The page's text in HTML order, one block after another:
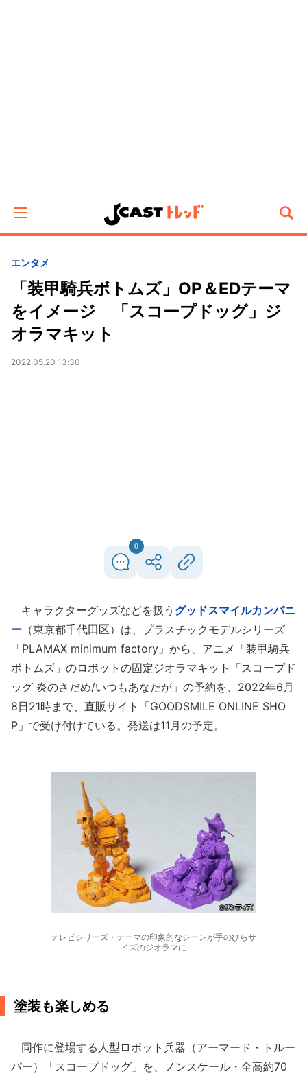
エンタメ
「装甲騎兵ボトムズ」OP＆EDテーマ
をイメージ 「スコープドッグ」ジ
オラマキット
2022.05.20 13:30
0
キャラクターグッズなどを扱う グッドスマイルカンパニ
ー （東京都千代田区）は、プラスチックモデルシリーズ
「PLAMAX minimum factory」から、アニメ「装甲騎兵
ボトムズ」のロボットの固定ジオラマキット「スコープド
ッグ 炎のさだめ/いつもあなたが」の予約を、2022年6月
8日21時まで、直販サイト「GOODSMILE ONLINE SHO
P」で受け付けている。発送は11月の予定。
テレビシリーズ・テーマの印象的なシーンが手のひらサ
イズのジオラマに
塗装も楽しめる
同作に登場する人型ロボット兵器（アーマード・トルー
パー）「スコープドッグ」を、ノンスケール・全高約70